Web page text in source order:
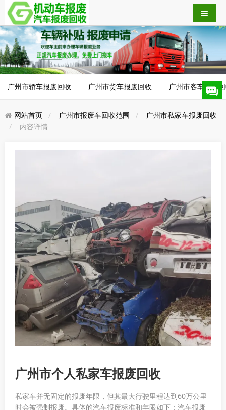
广州市轿车报废回收 广州市货车报废回收 广州市客车报废
网站首页 广州市报废车回收范围
广州市私家车报废回收
内容详情
广州市个人私家车报废回收
私家车并无固定的报废年限，但其最大行驶里程达到60万公里
时会被强制报废。具体的汽车报废标准和年限如下：汽车报废